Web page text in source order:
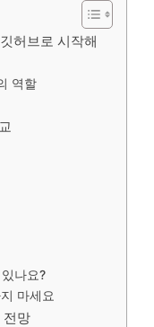
허브로 시작해
역할
나요?
마세요
전망